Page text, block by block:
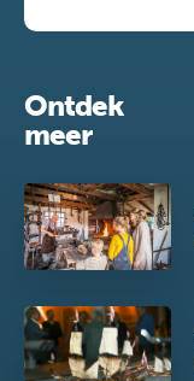
Ontdek
meer